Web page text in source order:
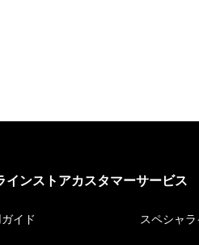
インストアカスタマーサービス
イド スペシャ